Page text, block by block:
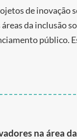
de inovação
da inclusão
público.
na área